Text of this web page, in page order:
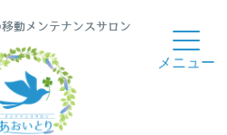
動メンテナンスサロン